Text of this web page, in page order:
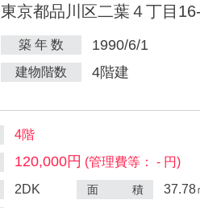
東京都品川区二葉４丁目
築 年 数 1990/6/1
建物階数 4階建
4階
120,000円 (管理費等： - 円)
2DK 面 積 37.78